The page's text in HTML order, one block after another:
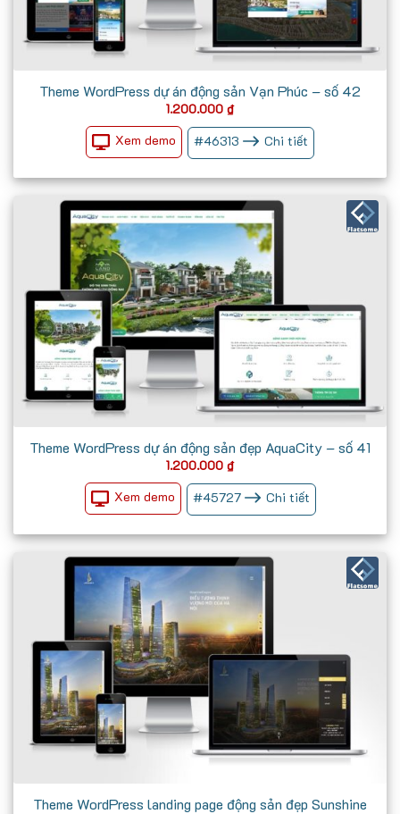
Theme WordPress dự án động sản Vạn Phúc – số 42
1.200.000 ₫
Xem demo #46313 Chi tiết
Theme WordPress dự án động sản đẹp AquaCity – số 41
1.200.000 ₫
Xem demo #45727 Chi tiết
Theme WordPress landing page động sản đẹp Sunshine